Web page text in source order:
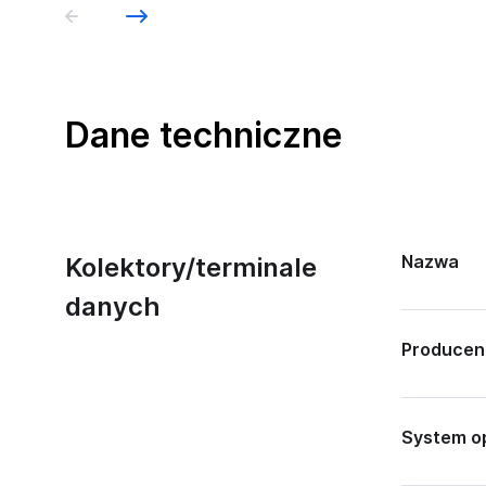
Dane techniczne
Kolektory/terminale
danych
Nazwa
System